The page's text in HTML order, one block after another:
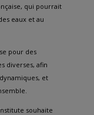
qui pourrait
eaux et au
pour des
diverses, afin
et
souhaite